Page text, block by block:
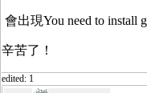
會出現You need to install
辛苦了！
edited: 1